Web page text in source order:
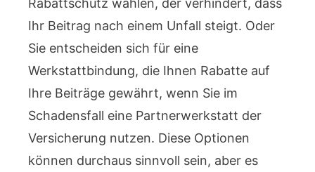
Rabattschutz wählen, der verhindert, dass
Ihr Beitrag nach einem Unfall steigt. Oder
Sie entscheiden sich für eine
Werkstattbindung, die Ihnen Rabatte auf
Ihre Beiträge gewährt, wenn Sie im
Schadensfall eine Partnerwerkstatt der
Versicherung nutzen. Diese Optionen
können durchaus sinnvoll sein, aber es